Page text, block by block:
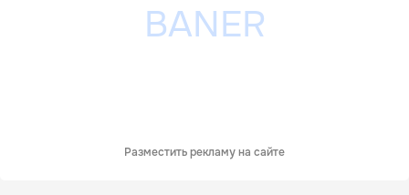
Разместить рекламу на сайте